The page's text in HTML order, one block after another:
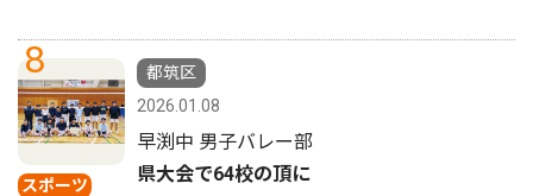
8
スポーツ
都筑区
2026.01.08
早渕中 男子バレー部
県大会で64校の頂に